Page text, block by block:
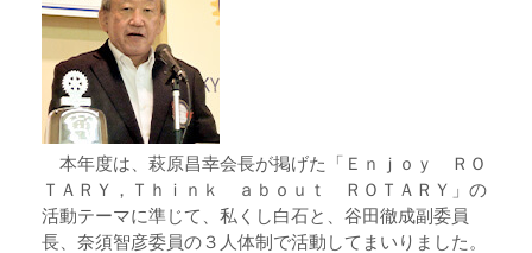
本年度は、萩原昌幸会長が掲げた「Ｅｎｊｏｙ ＲＯ
ＴＡＲＹ，Ｔｈｉｎｋ ａｂｏｕｔ ＲＯＴＡＲＹ」の
活動テーマに準じて、私くし白石と、谷田徹成副委員
長、奈須智彦委員の３人体制で活動してまいりました。